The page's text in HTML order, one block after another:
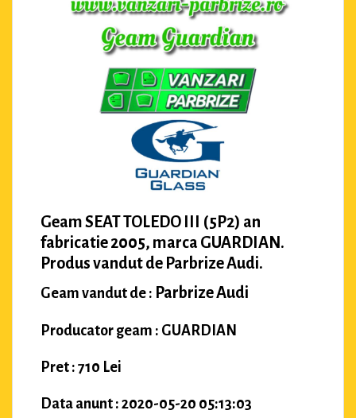
Geam SEAT TOLEDO III (5P2) an
fabricatie 2005, marca GUARDIAN.
Produs vandut de Parbrize Audi.
Geam vandut de : Parbrize Audi
Producator geam : GUARDIAN
Pret : 710 Lei
Data anunt : 2020-05-20 05:13:03